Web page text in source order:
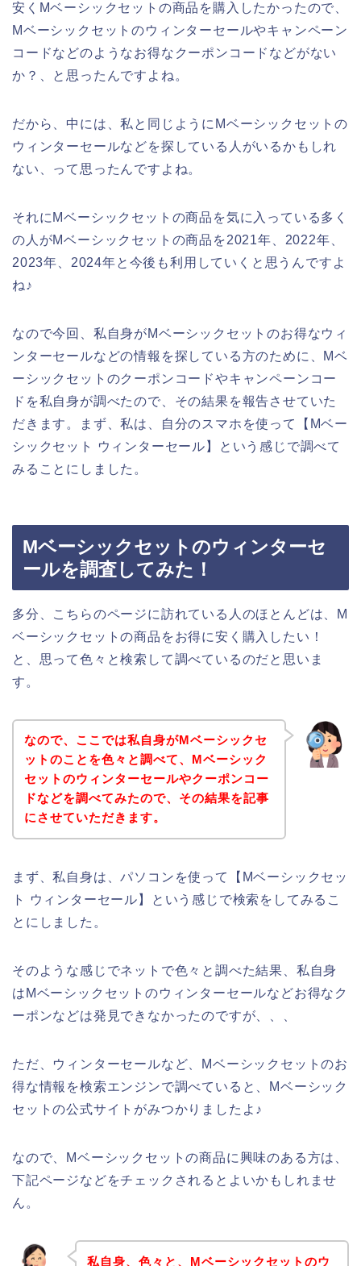
安くMベーシックセットの商品を購入したかったので、
Mベーシックセットのウィンターセールやキャンペーン
コードなどのようなお得なクーポンコードなどがない
か？、と思ったんですよね。
だから、中には、私と同じようにMベーシックセットの
ウィンターセールなどを探している人がいるかもしれ
ない、って思ったんですよね。
それにMベーシックセットの商品を気に入っている多く
の人がMベーシックセットの商品を2021年、2022年、
2023年、2024年と今後も利用していくと思うんですよ
ね♪
なので今回、私自身がMベーシックセットのお得なウィ
ンターセールなどの情報を探している方のために、Mベ
ーシックセットのクーポンコードやキャンペーンコー
ドを私自身が調べたので、その結果を報告させていた
だきます。まず、私は、自分のスマホを使って【Mベー
シックセット ウィンターセール】という感じで調べて
みることにしました。
Mベーシックセットのウィンターセ
ールを調査してみた！
多分、こちらのページに訪れている人のほとんどは、M
ベーシックセットの商品をお得に安く購入したい！
と、思って色々と検索して調べているのだと思いま
す。
なので、ここでは私自身がMベーシックセ
ットのことを色々と調べて、Mベーシック
セットのウィンターセールやクーポンコー
ドなどを調べてみたので、その結果を記事
にさせていただきます。
まず、私自身は、パソコンを使って【Mベーシックセッ
ト ウィンターセール】という感じで検索をしてみるこ
とにしました。
そのような感じでネットで色々と調べた結果、私自身
はMベーシックセットのウィンターセールなどお得なク
ーポンなどは発見できなかったのですが、、、
ただ、ウィンターセールなど、Mベーシックセットのお
得な情報を検索エンジンで調べていると、Mベーシック
セットの公式サイトがみつかりましたよ♪
なので、Mベーシックセットの商品に興味のある方は、
下記ページなどをチェックされるとよいかもしれませ
ん。
私自身、色々と、Mベーシックセットのウ